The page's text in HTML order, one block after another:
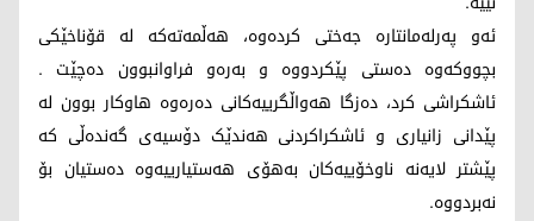
ئەو پەرلەمانتارە جەختی کردەوە، هەڵمەتەکە لە قۆناخێکی
بچووکەوە دەستی پێکردووە و بەرەو فراوانبوون دەچێت .
ئاشکراشی کرد، دەزگا هەواڵگرییەکانی دەرەوە هاوکار بوون لە
پێدانی زانیاری و ئاشکراکردنی هەندێک دۆسیەی گەندەڵی کە
پێشتر لایەنە ناوخۆییەکان بەهۆی هەستیارییەوە دەستیان بۆ
نەبردووە.